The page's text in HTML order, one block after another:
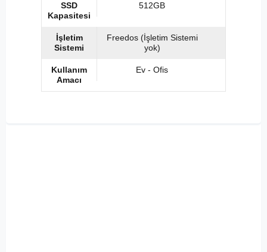
SSD
Kapasitesi
512GB
İşletim
Sistemi
Freedos (İşletim Sistemi
yok)
Kullanım
Amacı
Ev - Ofis